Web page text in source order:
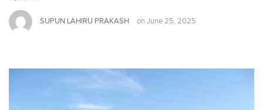
SUPUN LAHIRU PRAKASH on June 25, 2025